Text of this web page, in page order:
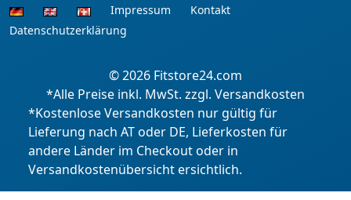
Impressum
Kontakt
Datenschutzerklärung
© 2026 Fitstore24.com
*Alle Preise inkl. MwSt. zzgl. Versandkosten
*Kostenlose Versandkosten nur gültig für
Lieferung nach AT oder DE, Lieferkosten für
andere Länder im Checkout oder in
Versandkostenübersicht ersichtlich.